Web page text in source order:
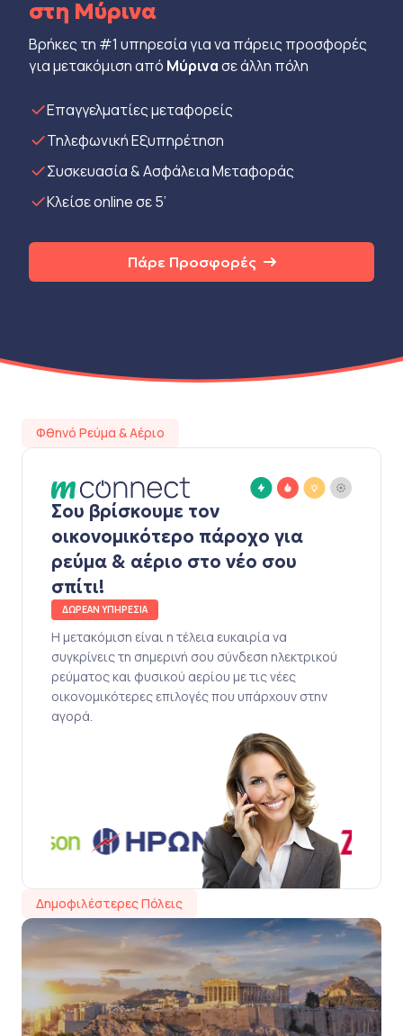
στη Μύρινα
Βρήκες τη #1 υπηρεσία για να πάρεις προσφορές
για μετακόμιση από Μύρινασε άλλη πόλη
Eπαγγελματίες μεταφορείς
Τηλεφωνική Εξυπηρέτηση
Συσκευασία & Ασφάλεια Μεταφοράς
Κλείσε online σε 5’
Πάρε Προσφορές
Φθηνό Ρεύμα & Αέριο
Σου βρίσκουμε τον
οικονομικότερο πάροχο για
ρεύμα & αέριο στο νέο σου
σπίτι!
ΔΩΡΕΑΝ ΥΠΗΡΕΣΙΑ
Η μετακόμιση είναι η τέλεια ευκαιρία να
συγκρίνεις τη σημερινή σου σύνδεση ηλεκτρικού
ρεύματος και φυσικού αερίου με τις νέες
οικονομικότερες επιλογές που υπάρχουν στην
αγορά.
Δημοφιλέστερες Πόλεις